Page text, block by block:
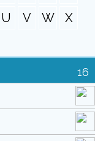
U V W
X
16